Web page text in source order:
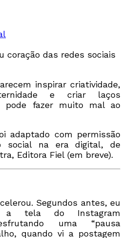
coração das redes sociais
inspirar criatividade,
e criar laços
pode fazer muito mal ao
adaptado com permissão
social na era digital, de
Editora Fiel (em breve).
Segundos antes, eu
a tela do Instagram
uma “pausa
quando vi a postagem